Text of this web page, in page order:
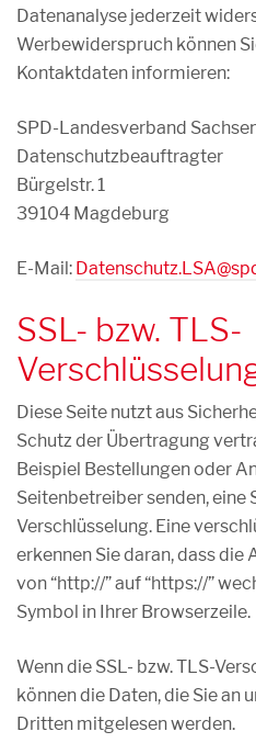
Datenanalyse jederzeit
Werbewiderspruch können
Kontaktdaten informieren:
SPD-Landesverband
Datenschutzbeauftragter
Bürgelstr. 1
39104 Magdeburg
E-Mail:
SSL- bzw. TLS-
Diese Seite nutzt aus
Schutz der Übertragung
Beispiel Bestellungen oder
Seitenbetreiber senden, eine
Verschlüsselung. Eine
erkennen Sie daran, dass die
von “http://” auf “https://”
Symbol in Ihrer Browserzeile.
Wenn die SSL- bzw. TLS-
können die Daten, die Sie an
Dritten mitgelesen werden.